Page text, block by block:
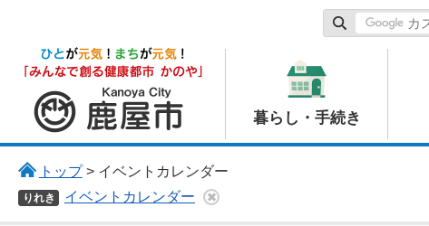
鹿屋市
暮らし・手続き
トップ> イベントカレンダー
りれき イベントカレンダー